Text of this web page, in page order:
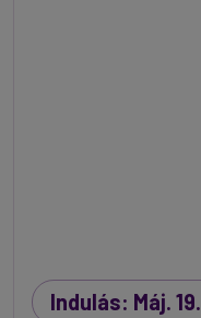
Indulás: Máj. 19.